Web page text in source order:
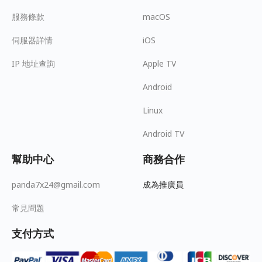
服務條款
伺服器詳情
IP 地址查詢
macOS
iOS
Apple TV
Android
Linux
Android TV
幫助中心
panda7x24@gmail.com
常見問題
商務合作
成為推廣員
支付方式